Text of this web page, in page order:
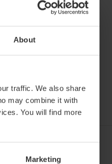
About
traffic. We also share
may combine it with
You will find more
Marketing